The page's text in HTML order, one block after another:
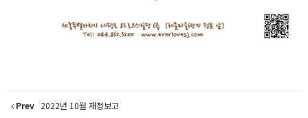
Prev 2022년 10월 재정보고